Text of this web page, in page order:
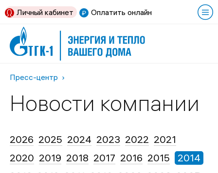
Оплатить онлайн
Личный кабинет
Пресс-центр
Новости компании
2026 2025 2024 2023 2022 2021
2020 2019 2018 2017 2016 2015 2014